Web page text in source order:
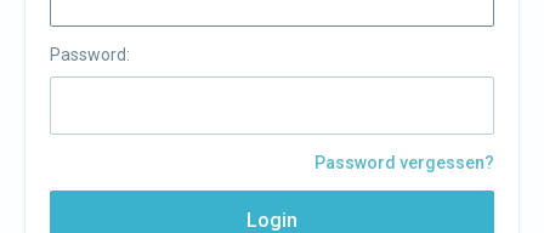
Password:
Password vergessen?
Login